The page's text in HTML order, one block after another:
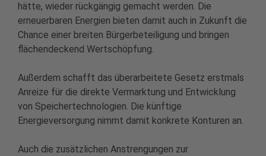
hätte, wieder rückgängig gemacht werden. Die
erneuerbaren Energien bieten damit auch in Zukunft die
Chance einer breiten Bürgerbeteiligung und bringen
flächendeckend Wertschöpfung.
Außerdem schafft das überarbeitete Gesetz erstmals
Anreize für die direkte Vermarktung und Entwicklung
von Speichertechnologien. Die künftige
Energieversorgung nimmt damit konkrete Konturen an.
Auch die zusätzlichen Anstrengungen zur